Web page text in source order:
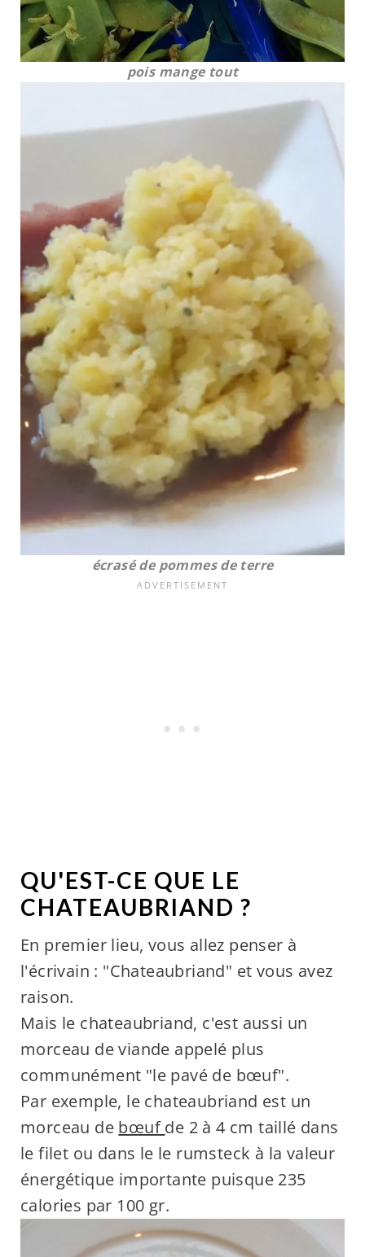
pois mange tout
écrasé de pommes de terre
QU'EST-CE QUE LE
CHATEAUBRIAND ?
En premier lieu, vous allez penser à
l'écrivain : "Chateaubriand" et vous avez
raison.
Mais le chateaubriand, c'est aussi un
morceau de viande appelé plus
communément "le pavé de bœuf".
Par exemple, le chateaubriand est un
morceau de bœufde 2 à 4 cm taillé dans
le filet ou dans le le rumsteck à la valeur
énergétique importante puisque 235
calories par 100 gr.